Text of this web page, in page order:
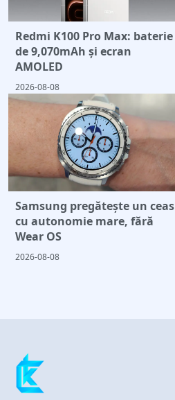
Redmi K100 Pro Max: baterie
de 9,070mAh și ecran
AMOLED
2026-08-08
Samsung pregătește un ceas
cu autonomie mare, fără
Wear OS
2026-08-08